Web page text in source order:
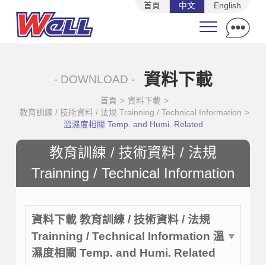
首頁 中文 English
- DOWNLOAD - 資料下載
首頁 > 資料下載 >
教育訓練 / 技術資料 / 法規 Trainning / Technical Information >
溫濕度相關 Temp. and Humi. Related
教育訓練 / 技術資料 / 法規
Trainning / Technical Information
資料下載 教育訓練 / 技術資料 / 法規
Trainning / Technical Information 溫
濕度相關 Temp. and Humi. Related